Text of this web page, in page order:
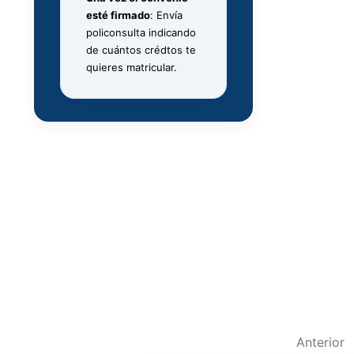
Anterior
esté firmado: Envía
policonsulta indicando
de cuántos crédtos te
quieres matricular.